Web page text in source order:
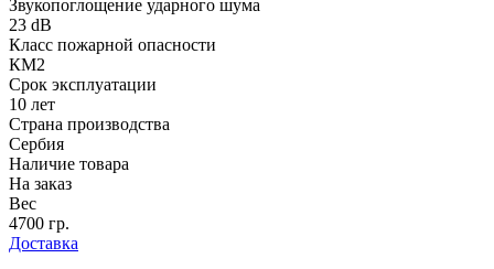
Звукопоглощение ударного шума
23 dB
Класс пожарной опасности
КМ2
Срок эксплуатации
10 лет
Страна производства
Сербия
Наличие товара
На заказ
Вес
4700 гр.
Доставка